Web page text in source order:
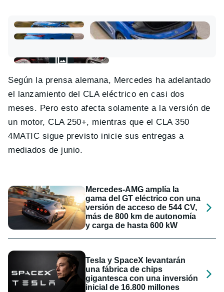
Según la prensa alemana, Mercedes ha adelantado
el lanzamiento del CLA eléctrico en casi dos
meses. Pero esto afecta solamente a la versión de
un motor, CLA 250+, mientras que el CLA 350
4MATIC sigue previsto inicie sus entregas a
mediados de junio.
Mercedes-AMG amplía la
gama del GT eléctrico con una
versión de acceso de 544 CV,
más de 800 km de autonomía
y carga de hasta 600 kW
Tesla y SpaceX levantarán
una fábrica de chips
gigantesca con una inversión
inicial de 16.800 millones